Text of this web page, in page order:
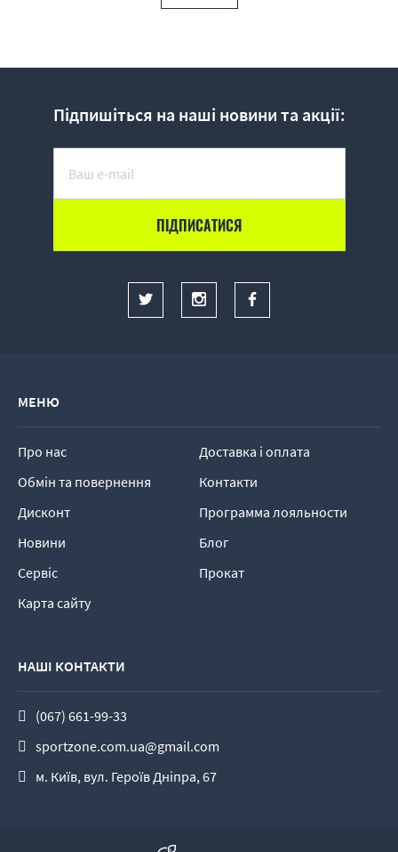
Підпишіться на наші новини та акції:
МЕНЮ
Про нас
Доставка і оплата
Обмін та повернення
Контакти
Дисконт
Программа лояльности
Новини
Блог
Сервіс
Прокат
Карта сайту
НАШІ КОНТАКТИ
(067) 661-99-33
sportzone.com.ua@gmail.com
м. Київ, вул. Героїв Дніпра, 67